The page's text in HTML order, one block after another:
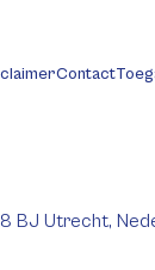
Contact
BJ Utrecht,